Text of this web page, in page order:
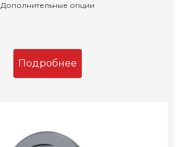
Дополнительные опции
Подробнее